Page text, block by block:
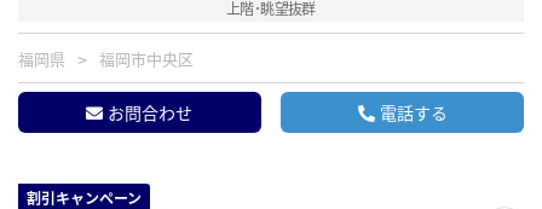
上階･眺望抜群
福岡県 福岡市中央区
お問合わせ 電話する
割引キャンペーン